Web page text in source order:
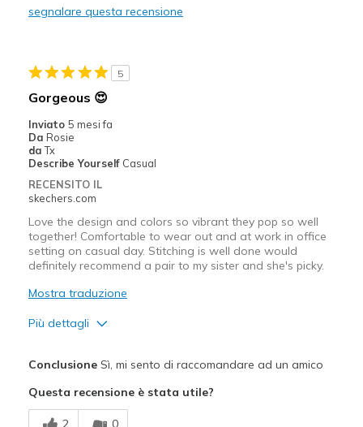
Sizing
View On Shoes
segnalare questa recensione
5
Gorgeous 😍
Inviato 5 mesi fa
Da Rosie
da Tx
Describe Yourself Casual
RECENSITO IL
skechers.com
Love the design and colors so vibrant they pop so well
together! Comfortable to wear out and at work in office
setting on casual day. Stitching is well done would
definitely recommend a pair to my sister and she's picky.
Mostra traduzione
Più dettagli
Breathe Well
ConclusioneSì, mi sento di raccomandare ad un amico
Questa recensione è stata utile?
2 0